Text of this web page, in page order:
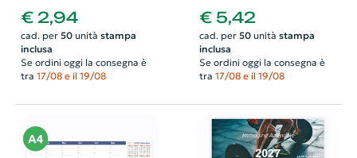
Orizzontale e
Plastificato. Possibilità di
richiedere anche il
progetto grafico
€ 2,94
cad. per 50unità stampa
inclusa
Se ordini oggi la consegna è
tra 17/08 e il 19/08
formato A3. Possibilità di
richiedere anche il
progetto grafico
€ 5,42
cad. per 50unità stampa
inclusa
Se ordini oggi la consegna è
tra 17/08 e il 19/08